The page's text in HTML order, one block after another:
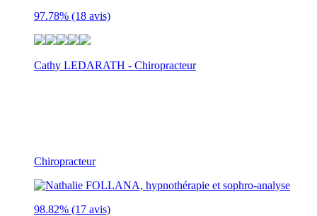
97.78% (18 avis)
Cathy LEDARATH - Chiropracteur
Chiropracteur
98.82% (17 avis)